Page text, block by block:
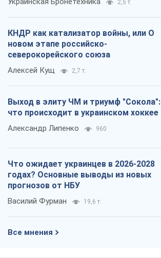
2,5 т.
КНДР как катализатор войны, или О
новом этапе российско-
северокорейского союза
Алексей Кущ 2,7 т.
Выход в элиту ЧМ и триумф "Сокола":
что происходит в украинском хоккее
Александр Липенко 960
Что ожидает украинцев в 2026-2028
годах? Основные выводы из новых
прогнозов от НБУ
Василий Фурман 19,6 т.
Все мнения